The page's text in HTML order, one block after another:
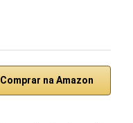
Comprar na Amazon